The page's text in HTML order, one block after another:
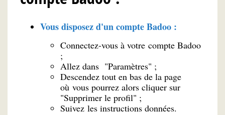
Vous disposez d'un compte Badoo :
Connectez-vous à votre compte Badoo
;
Allez dans "Paramètres" ;
Descendez tout en bas de la page
où vous pourrez alors cliquer sur
"Supprimer le profil" ;
Suivez les instructions données.